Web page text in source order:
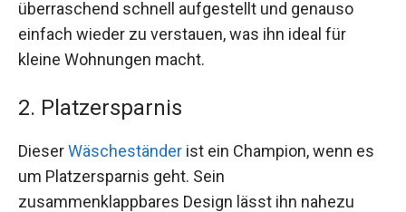
überraschend schnell aufgestellt und genauso
einfach wieder zu verstauen, was ihn ideal für
kleine Wohnungen macht.
2. Platzersparnis
DieserWäscheständer ist ein Champion, wenn es
um Platzersparnis geht. Sein
zusammenklappbares Design lässt ihn nahezu